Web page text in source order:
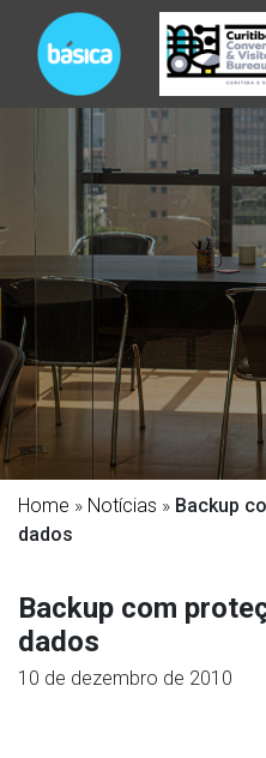
Home » Notícias » Backup
dados
Backup com
dados
10 de dezembro de 2010